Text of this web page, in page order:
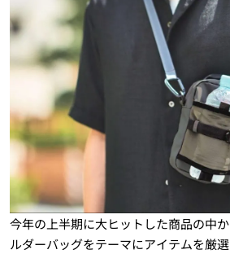
今年の上半期に大ヒットした商品の中
ルダーバッグをテーマにアイテムを厳